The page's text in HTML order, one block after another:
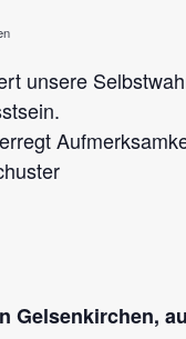
unsere
Gelsenkirchen,